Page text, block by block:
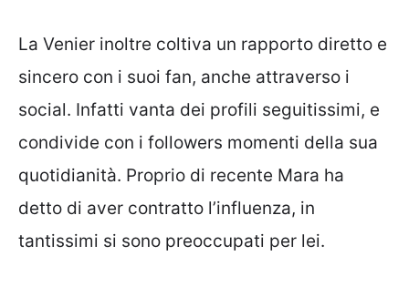
La Venier inoltre coltiva un rapporto diretto e
sincero con i suoi fan, anche attraverso i
social. Infatti vanta dei profili seguitissimi, e
condivide con i followers momenti della sua
quotidianità. Proprio di recente Mara ha
detto di aver contratto l’influenza, in
tantissimi si sono preoccupati per lei.